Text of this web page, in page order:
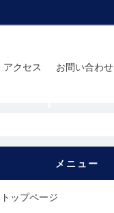
アクセス お問い合わせ
メニュー
トップページ